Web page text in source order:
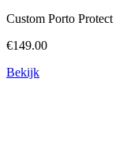
Custom Porto Protect
€149.00
Bekijk